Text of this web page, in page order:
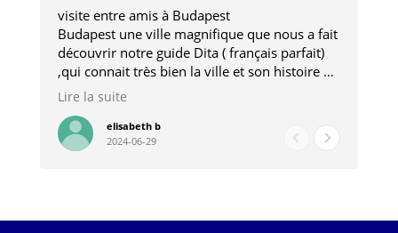
visite entre amis à Budapest
Budapest une ville magnifique que nous a fait
découvrir notre guide Dita ( français parfait)
,qui connait très bien la ville et son histoire et
qui nous a permis d'accéder à des lieux
pour les restaurants . A la fin de notre séjour
nous étions plus avec une amie qu' une guide
Lire la suite
elisabeth b
2024-06-29